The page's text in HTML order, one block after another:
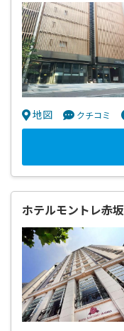
地図 クチコミ
ホテルモントレ赤坂